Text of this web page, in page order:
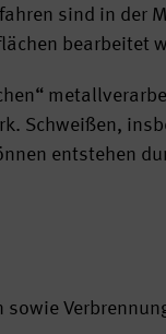
sind in der
bearbeitet
Schweißen,
entstehen